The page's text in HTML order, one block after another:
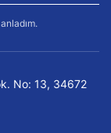
No: 13, 34672